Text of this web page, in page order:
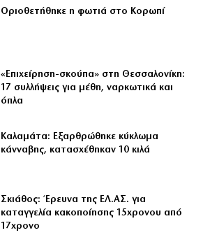
Οριοθετήθηκε η φωτιά στο Κορωπί
«Επιχείρηση-σκούπα» στη Θεσσαλονίκη:
17 συλλήψεις για μέθη, ναρκωτικά και
όπλα
Καλαμάτα: Εξαρθρώθηκε κύκλωμα
κάνναβης, κατασχέθηκαν 10 κιλά
Σκιάθος: Έρευνα της ΕΛ.ΑΣ. για
καταγγελία κακοποίησης 15χρονου από
17χρονο